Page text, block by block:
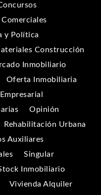
y Política
Construcción
Inmobiliario
Oferta Inmobiliaria
Opinión
Rehabilitación Urbana
Auxiliares
Singular
Inmobiliario
Vivienda Alquiler